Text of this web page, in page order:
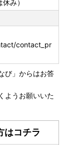
www.so
https://ww
czaisei_seid
着となりま
み）
contact_pr
び」からはお答
ようお願いいた
はコチラ